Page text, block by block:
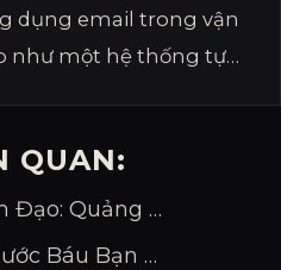
dụng email trong vận
như một hệ thống tự
Mentor Internet
QUAN:
Tam Đại Pháp Bảo Lãnh Đạo: Quảng Bá – Phối Hợp – Dẫn Dắt
5 Rào Cản Thiêu Rụi Phước Báu Bạn Cần Biết